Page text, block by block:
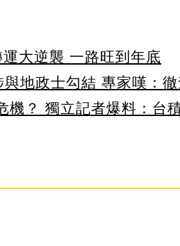
大逆襲 一路旺到年底
地政士勾結 專家嘆：
機？ 獨立記者爆料：台